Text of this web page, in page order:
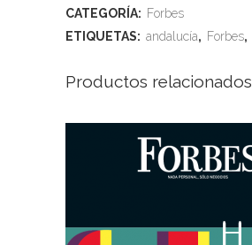
CATEGORÍA: Forbes
ETIQUETAS: andalucía, Forbes,
Productos relacionados